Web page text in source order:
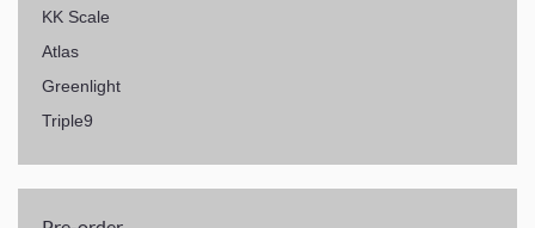
KK Scale
Atlas
Greenlight
Triple9